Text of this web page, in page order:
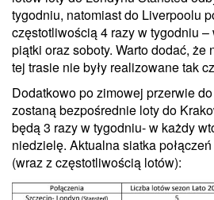
tygodniu, natomiast do Liverpoolu
częstotliwością 4 razy w tygodniu –
piątki oraz soboty. Warto dodać,
tej trasie nie były realizowane tak
Dodatkowo po zimowej przerwie
zostaną bezpośrednie loty do
będą 3 razy w tygodniu- w każdy
niedzielę. Aktualna siatka
(wraz z częstotliwością lotów):